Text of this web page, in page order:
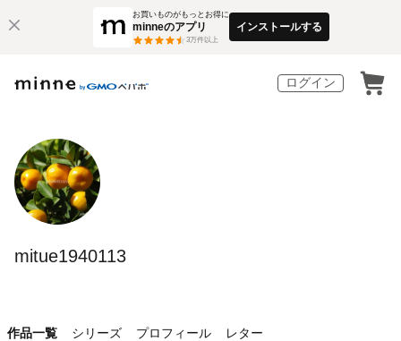
お買いものがもっとお得に
minneのアプリ
3万件以上
インストールする
ログイン
mitue1940113
作品一覧 シリーズ プロフィール レター